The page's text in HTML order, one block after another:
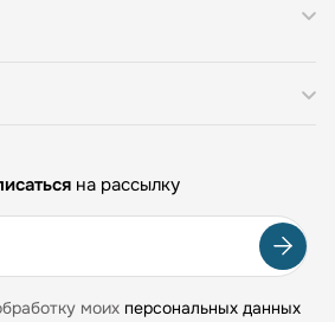
на рассылку
моих персональных данных